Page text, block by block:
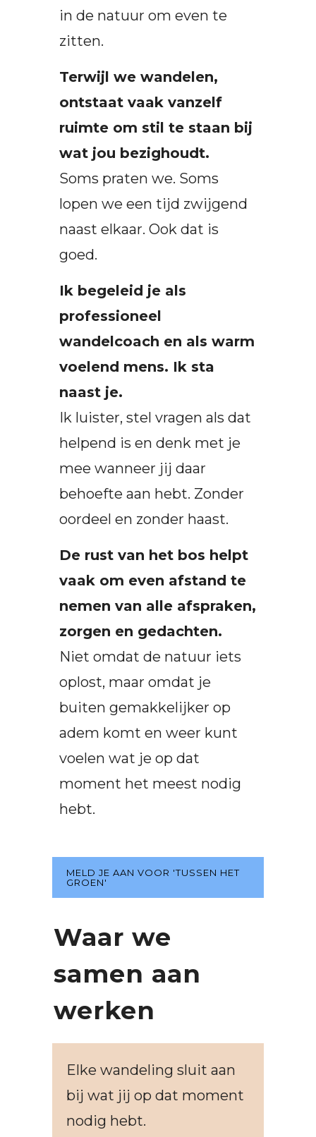
in de natuur om even te
zitten.
Terwijl we wandelen,
ontstaat vaak vanzelf
ruimte om stil te staan bij
wat jou bezighoudt.
Soms praten we. Soms
lopen we een tijd zwijgend
naast elkaar. Ook dat is
goed.
Ik begeleid je als
professioneel
wandelcoach en als warm
voelend mens. Ik sta
naast je.
Ik luister, stel vragen als dat
helpend is en denk met je
mee wanneer jij daar
behoefte aan hebt. Zonder
oordeel en zonder haast.
De rust van het bos helpt
vaak om even afstand te
nemen van alle afspraken,
zorgen en gedachten.
Niet omdat de natuur iets
oplost, maar omdat je
buiten gemakkelijker op
adem komt en weer kunt
voelen wat je op dat
moment het meest nodig
hebt.
MELD JE AAN VOOR 'TUSSEN HET
GROEN'
Waar we
samen aan
werken
Elke wandeling sluit aan
bij wat jij op dat moment
nodig hebt.